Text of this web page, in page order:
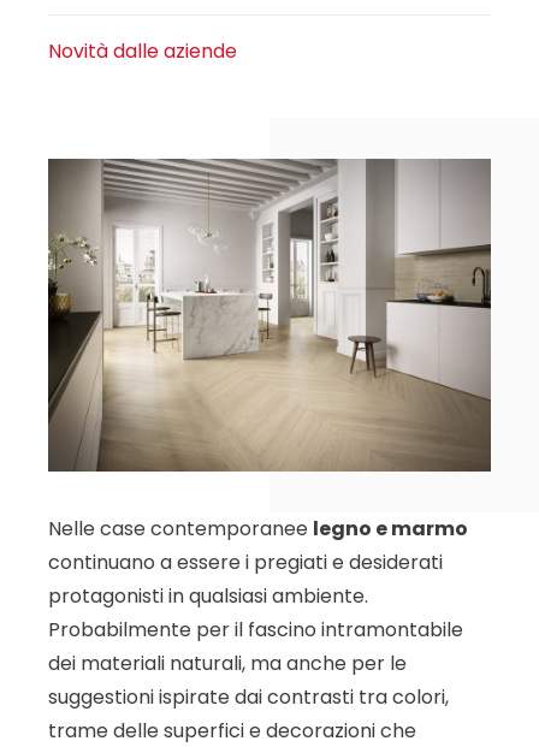
Novità dalle aziende
Nelle case contemporanee legno e marmo
continuano a essere i pregiati e desiderati
protagonisti in qualsiasi ambiente.
Probabilmente per il fascino intramontabile
dei materiali naturali, ma anche per le
suggestioni ispirate dai contrasti tra colori,
trame delle superfici e decorazioni che